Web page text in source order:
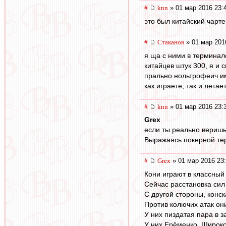
# knn » 01 мар 2016
это был китайский
# Cтаканов » 01 мар
я ща с ними в
китайцев штук 300, я и
прально нольтрофеич
как играете, так и
# knn » 01 мар 2016
Grex
если ты реально
Выражаясь покерной
# Grex » 01 мар 2016
Кони играют в
Сейчас расстановка
С другой стороны,
Против колючих атак
У них пиздатая пара в